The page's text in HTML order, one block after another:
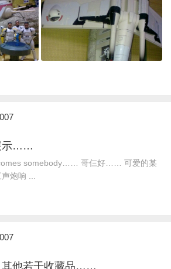
示……
somebody…… 哥仨好…… 可爱的某
炮响 ...
其他若干收藏品……